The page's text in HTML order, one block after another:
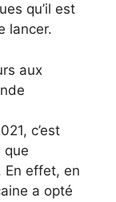
qu’il est
lancer.
aux
c’est
que
En effet, en
a opté